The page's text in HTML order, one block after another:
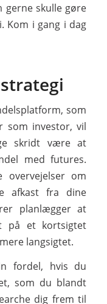
gerne skulle gøre
Kom i gang i dag
som
som investor, vil
skridt være at
med futures.
overvejelser om
afkast fra dine
planlægger at
på et kortsigtet
langsigtet.
fordel, hvis du
som du blandt
dig frem til